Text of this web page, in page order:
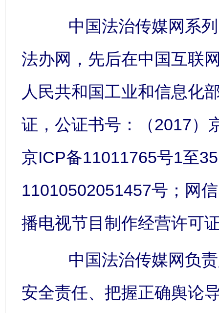
中国法治传媒网系列
法办网，先后在中国互联
人民共和国工业和信息化
证，公证书号：（2017）
京ICP备11011765号1至
11010502051457号；网
播电视节目制作经营许可
中国法治传媒网负责
安全责任、把握正确舆论